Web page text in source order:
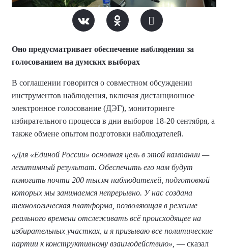
Оно предусматривает обеспечение наблюдения за
голосованием на думских выборах
В соглашении говорится о совместном обсуждении
инструментов наблюдения, включая дистанционное
электронное голосование (ДЭГ), мониторинге
избирательного процесса в дни выборов 18-20 сентября, а
также обмене опытом подготовки наблюдателей.
«Для «Единой России» основная цель в этой кампании —
легитимный результат. Обеспечить его нам будут
помогать почти 200 тысяч наблюдателей, подготовкой
которых мы занимаемся непрерывно. У нас создана
технологическая платформа, позволяющая в режиме
реального времени отслеживать всё происходящее на
избирательных участках, и я призываю все политические
партии к конструктивному взаимодействию», — сказал